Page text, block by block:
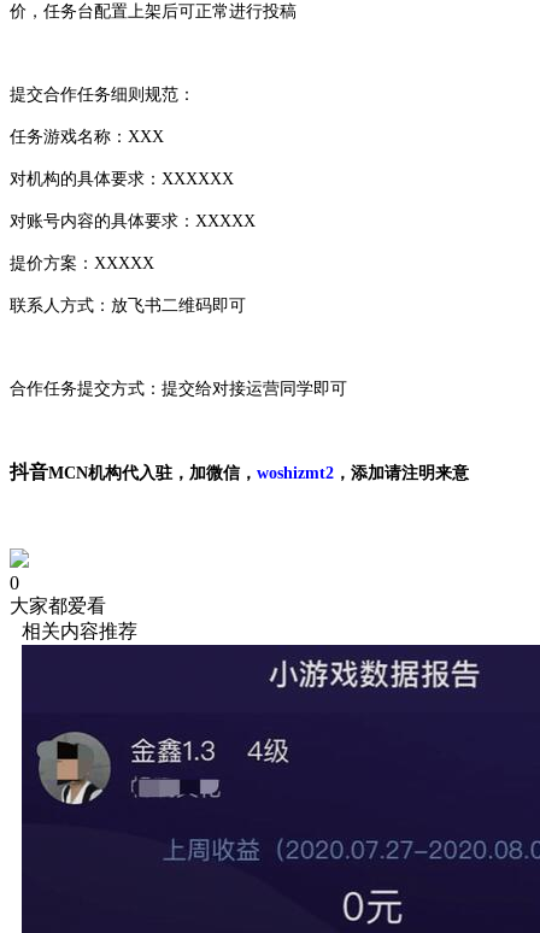
价，任务台配置上架后可正常进行投稿
提交合作任务细则规范：
任务游戏名称：XXX
对机构的具体要求：XXXXXX
对账号内容的具体要求：XXXXX
提价方案：XXXXX
联系人方式：放飞书二维码即可
合作任务提交方式：提交给对接运营同学即可
抖音MCN机构代入驻，加微信， woshizmt2 ，添加请注明来意
0
大家都爱看
相关内容推荐